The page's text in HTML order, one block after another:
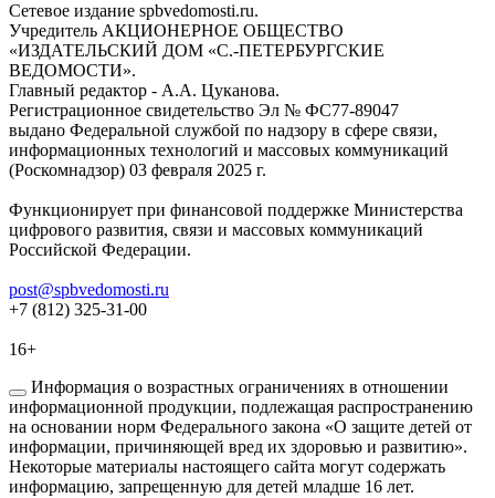
Сетевое издание spbvedomosti.ru.
Учредитель АКЦИОНЕРНОЕ ОБЩЕСТВО
«ИЗДАТЕЛЬСКИЙ ДОМ «С.-ПЕТЕРБУРГСКИЕ
ВЕДОМОСТИ».
Главный редактор - А.А. Цуканова.
Регистрационное свидетельство Эл № ФС77-89047
выдано Федеральной службой по надзору в сфере связи,
информационных технологий и массовых коммуникаций
(Роскомнадзор) 03 февраля 2025 г.
Функционирует при финансовой поддержке Министерства
цифрового развития, связи и массовых коммуникаций
Российской Федерации.
post@spbvedomosti.ru
+7 (812) 325-31-00
16+
Информация о возрастных ограничениях в отношении
информационной продукции, подлежащая распространению
на основании норм Федерального закона «О защите детей от
информации, причиняющей вред их здоровью и развитию».
Некоторые материалы настоящего сайта могут содержать
информацию, запрещенную для детей младше 16 лет.